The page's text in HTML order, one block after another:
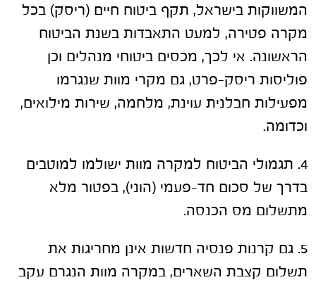
המשווקות בישראל, תקף ביטוח חיים (ריסק) בכל
מקרה פטירה, למעט התאבדות בשנת הביטוח
הראשונה. אי לכך, מכסים ביטוחי מנהלים וכן
פוליסות ריסק-פרט, גם מקרי מוות שנגרמו
מפעילות חבלנית עוינת, מלחמה, שירות מילואים,
וכדומה.
4. תגמולי הביטוח למקרה מוות ישולמו למוטבים
בדרך של סכום חד-פעמי (הוני), בפטור מלא
מתשלום מס הכנסה.
5. גם קרנות פנסיה חדשות אינן מחריגות את
תשלום קצבת השארים, במקרה מוות הנגרם עקב